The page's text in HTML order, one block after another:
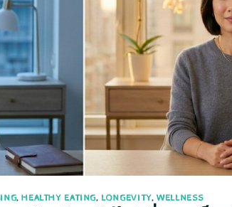
,HEALTHY EATING, LONGEVITY,WELLNESS